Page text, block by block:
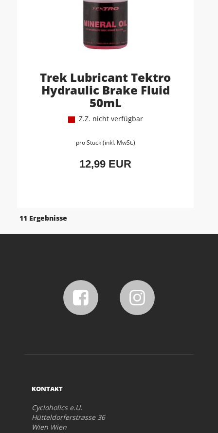
Trek Lubricant Tektro
Hydraulic Brake Fluid
50mL
Z.Z. nicht verfügbar
pro Stück (inkl. MwSt.)
12,99 EUR
11 Ergebnisse
KONTAKT
Cycloholics e.U.
Hütteldorferstrasse 36
Wien Wien